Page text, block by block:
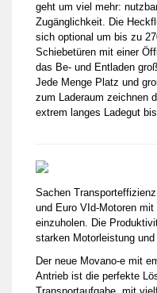
geht um viel mehr:
Zugänglichkeit. Die
sich optional um bis zu
Schiebetüren mit einer
das Be- und Entladen
Jede Menge Platz und
zum Laderaum zeichnen
extrem langes Ladegut
Sachen
und Euro VId-Motoren
einzuholen. Die
starken Motorleistung
Der neue Movano-e mit
Antrieb ist die perfekte